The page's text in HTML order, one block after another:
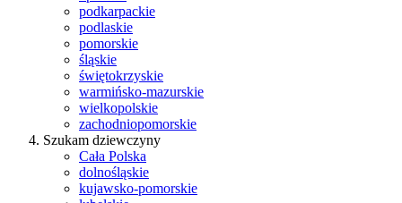
podkarpackie
podlaskie
pomorskie
śląskie
świętokrzyskie
warmińsko-mazurskie
wielkopolskie
zachodniopomorskie
Szukam dziewczyny
Cała Polska
dolnośląskie
kujawsko-pomorskie